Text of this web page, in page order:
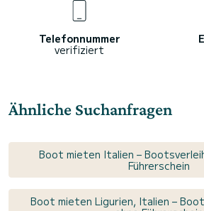
Telefonnummer
verifiziert
Ähnliche Suchanfragen
Boot mieten Italien –
Führerschein
Boot mieten Ligurien, Italien –